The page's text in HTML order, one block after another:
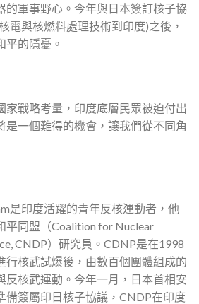
的軍事野心。今年與日本簽訂核子協
電與核燃料處理技術到印度)之後，
平的隱憂。
家戰略考量， 印度底層民眾被迫付出
一個難得的機會， 讓我們從不同角
是印度活躍的青年反核運動者， 他
平同盟（Coalition for Nuclear
CNDP）研究員。 CDNP是在1998
核武試爆後， 由數百個團體組成的
核武運動。今年一月， 日本首相安
簽屬印日核子協議， CNDP在印度